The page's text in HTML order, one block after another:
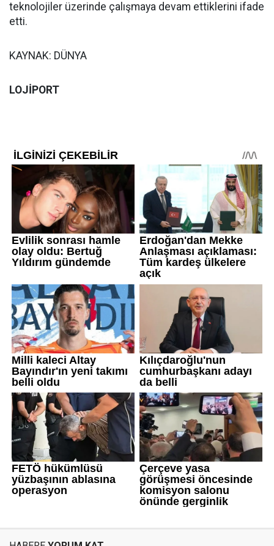
teknolojiler üzerinde çalışmaya devam ettiklerini ifade
etti.
KAYNAK: DÜNYA
LOJİPORT